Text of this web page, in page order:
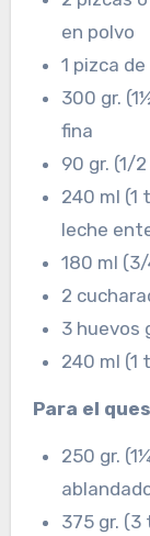
en polvo
1 pizca
300 gr.
fina
90 gr. (1/
240 ml (1
leche
180 ml
2
3 huevos
240 ml (1
Para el
250 gr.
375 gr. (3